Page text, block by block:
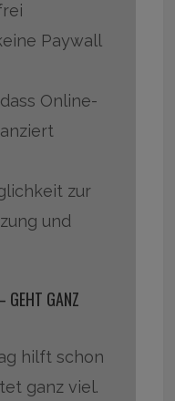
Paywall
Online-
zur
und
GEHT GANZ
hilft schon
ganz viel.